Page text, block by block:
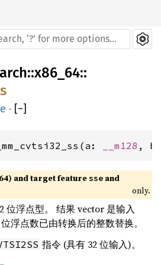
arch::x86_64::
· [−]
__m128 ,
and target feature sse and
only.
位浮点型。 结果 vector 是输入
位浮点数已由转换后的整数替换。
指令 (具有 32 位输入)。